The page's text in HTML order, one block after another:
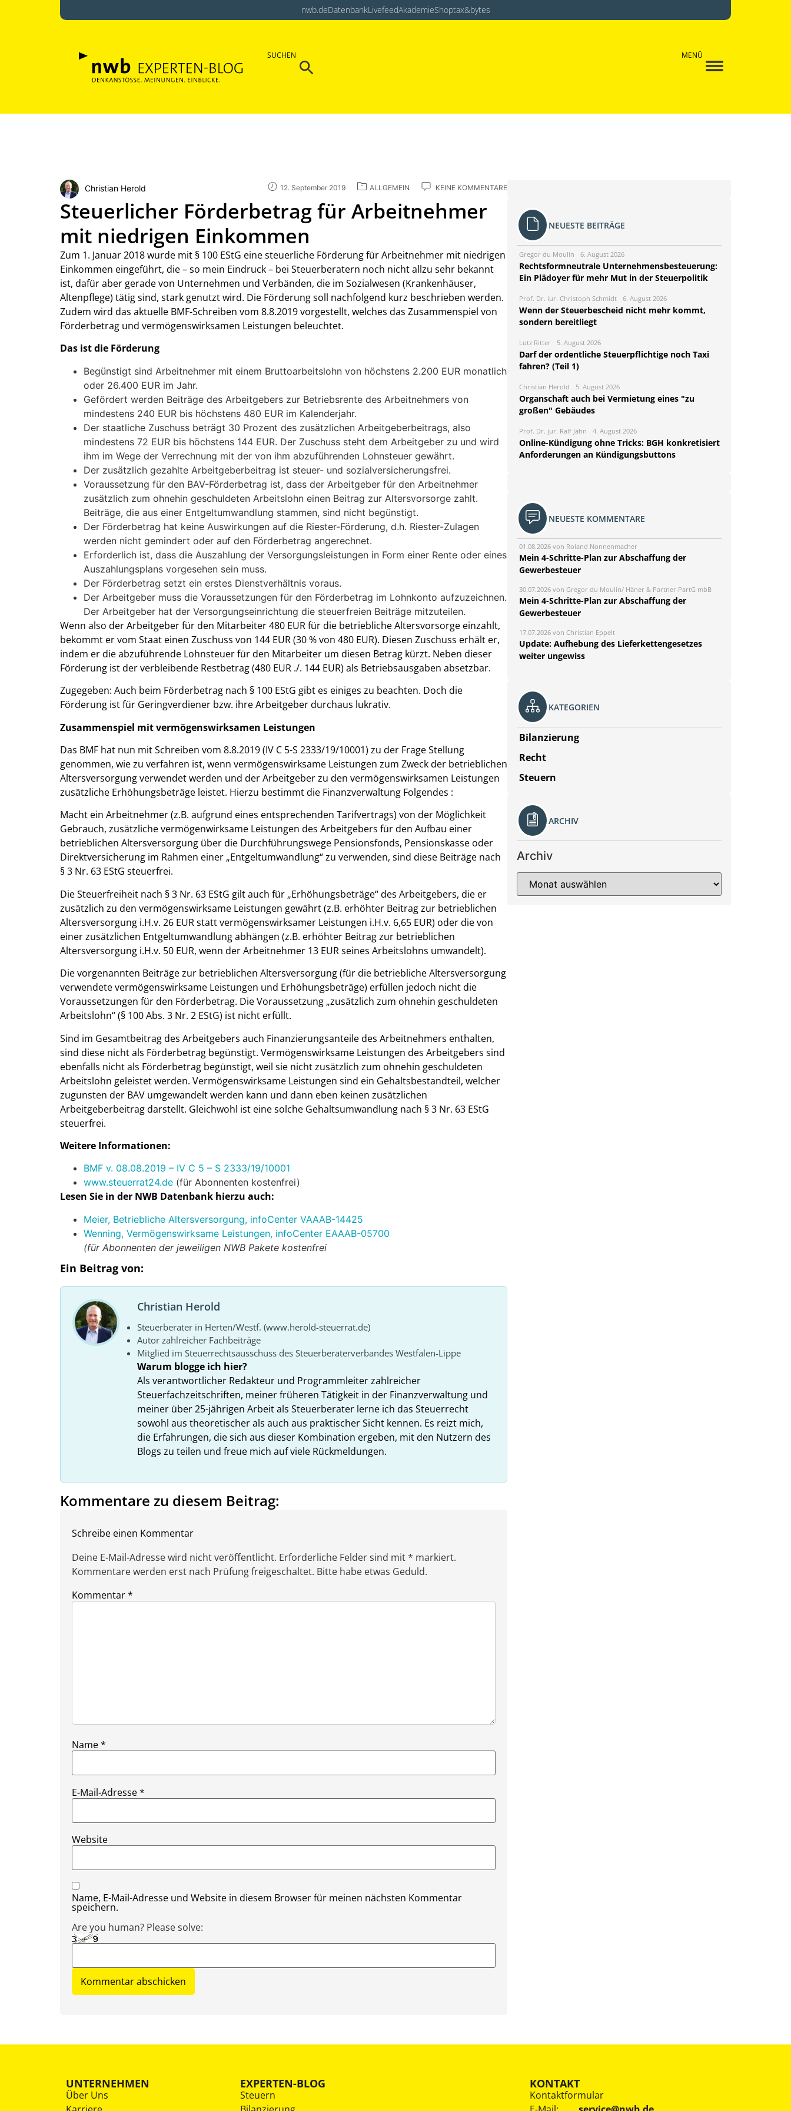
nwb.deDatenbankLivefeedAkademieShoptax&bytes
SUCHEN
Search
MENÜ
Christian Herold 12. September 2019 ALLGEMEIN KEINE KOMMENTARE
Steuerlicher Förderbetrag für Arbeitnehmer
mit niedrigen Einkommen
Zum 1. Januar 2018 wurde mit § 100 EStG eine steuerliche Förderung für Arbeitnehmer mit niedrigen
Einkommen eingeführt, die – so mein Eindruck – bei Steuerberatern noch nicht allzu sehr bekannt
ist, dafür aber gerade von Unternehmen und Verbänden, die im Sozialwesen (Krankenhäuser,
Altenpflege) tätig sind, stark genutzt wird. Die Förderung soll nachfolgend kurz beschrieben werden.
Zudem wird das aktuelle BMF-Schreiben vom 8.8.2019 vorgestellt, welches das Zusammenspiel von
Förderbetrag und vermögenswirksamen Leistungen beleuchtet.
Das ist die Förderung
Begünstigt sind Arbeitnehmer mit einem Bruttoarbeitslohn von höchstens 2.200 EUR monatlich
oder 26.400 EUR im Jahr.
Gefördert werden Beiträge des Arbeitgebers zur Betriebsrente des Arbeitnehmers von
mindestens 240 EUR bis höchstens 480 EUR im Kalenderjahr.
Der staatliche Zuschuss beträgt 30 Prozent des zusätzlichen Arbeitgeberbeitrags, also
mindestens 72 EUR bis höchstens 144 EUR. Der Zuschuss steht dem Arbeitgeber zu und wird
ihm im Wege der Verrechnung mit der von ihm abzuführenden Lohnsteuer gewährt.
Der zusätzlich gezahlte Arbeitgeberbeitrag ist steuer- und sozialversicherungsfrei.
Voraussetzung für den BAV-Förderbetrag ist, dass der Arbeitgeber für den Arbeitnehmer
zusätzlich zum ohnehin geschuldeten Arbeitslohn einen Beitrag zur Altersvorsorge zahlt.
Beiträge, die aus einer Entgeltumwandlung stammen, sind nicht begünstigt.
Der Förderbetrag hat keine Auswirkungen auf die Riester-Förderung, d.h. Riester-Zulagen
werden nicht gemindert oder auf den Förderbetrag angerechnet.
Erforderlich ist, dass die Auszahlung der Versorgungsleistungen in Form einer Rente oder eines
Auszahlungsplans vorgesehen sein muss.
Der Förderbetrag setzt ein erstes Dienstverhältnis voraus.
Der Arbeitgeber muss die Voraussetzungen für den Förderbetrag im Lohnkonto aufzuzeichnen.
Der Arbeitgeber hat der Versorgungseinrichtung die steuerfreien Beiträge mitzuteilen.
Wenn also der Arbeitgeber für den Mitarbeiter 480 EUR für die betriebliche Altersvorsorge einzahlt,
bekommt er vom Staat einen Zuschuss von 144 EUR (30 % von 480 EUR). Diesen Zuschuss erhält er,
indem er die abzuführende Lohnsteuer für den Mitarbeiter um diesen Betrag kürzt. Neben dieser
Förderung ist der verbleibende Restbetrag (480 EUR ./. 144 EUR) als Betriebsausgaben absetzbar.
Zugegeben: Auch beim Förderbetrag nach § 100 EStG gibt es einiges zu beachten. Doch die
Förderung ist für Geringverdiener bzw. ihre Arbeitgeber durchaus lukrativ.
Zusammenspiel mit vermögenswirksamen Leistungen
Das BMF hat nun mit Schreiben vom 8.8.2019 (IV C 5-S 2333/19/10001) zu der Frage Stellung
genommen, wie zu verfahren ist, wenn vermögenswirksame Leistungen zum Zweck der betrieblichen
Altersversorgung verwendet werden und der Arbeitgeber zu den vermögenswirksamen Leistungen
zusätzliche Erhöhungsbeträge leistet. Hierzu bestimmt die Finanzverwaltung Folgendes :
Macht ein Arbeitnehmer (z.B. aufgrund eines entsprechenden Tarifvertrags) von der Möglichkeit
Gebrauch, zusätzliche vermögenwirksame Leistungen des Arbeitgebers für den Aufbau einer
betrieblichen Altersversorgung über die Durchführungswege Pensionsfonds, Pensionskasse oder
Direktversicherung im Rahmen einer „Entgeltumwandlung“ zu verwenden, sind diese Beiträge nach
§ 3 Nr. 63 EStG steuerfrei.
Die Steuerfreiheit nach § 3 Nr. 63 EStG gilt auch für „Erhöhungsbeträge“ des Arbeitgebers, die er
zusätzlich zu den vermögenswirksame Leistungen gewährt (z.B. erhöhter Beitrag zur betrieblichen
Altersversorgung i.H.v. 26 EUR statt vermögenswirksamer Leistungen i.H.v. 6,65 EUR) oder die von
einer zusätzlichen Entgeltumwandlung abhängen (z.B. erhöhter Beitrag zur betrieblichen
Altersversorgung i.H.v. 50 EUR, wenn der Arbeitnehmer 13 EUR seines Arbeitslohns umwandelt).
Die vorgenannten Beiträge zur betrieblichen Altersversorgung (für die betriebliche Altersversorgung
verwendete vermögenswirksame Leistungen und Erhöhungsbeträge) erfüllen jedoch nicht die
Voraussetzungen für den Förderbetrag. Die Voraussetzung „zusätzlich zum ohnehin geschuldeten
Arbeitslohn“ (§ 100 Abs. 3 Nr. 2 EStG) ist nicht erfüllt.
Sind im Gesamtbeitrag des Arbeitgebers auch Finanzierungsanteile des Arbeitnehmers enthalten,
sind diese nicht als Förderbetrag begünstigt. Vermögenswirksame Leistungen des Arbeitgebers sind
ebenfalls nicht als Förderbetrag begünstigt, weil sie nicht zusätzlich zum ohnehin geschuldeten
Arbeitslohn geleistet werden. Vermögenswirksame Leistungen sind ein Gehaltsbestandteil, welcher
zugunsten der BAV umgewandelt werden kann und dann eben keinen zusätzlichen
Arbeitgeberbeitrag darstellt. Gleichwohl ist eine solche Gehaltsumwandlung nach § 3 Nr. 63 EStG
steuerfrei.
Weitere Informationen:
BMF v. 08.08.2019 – IV C 5 – S 2333/19/10001
www.steuerrat24.de (für Abonnenten kostenfrei)
Lesen Sie in der NWB Datenbank hierzu auch:
Meier, Betriebliche Altersversorgung, infoCenter VAAAB-14425
Wenning, Vermögenswirksame Leistungen, infoCenter EAAAB-05700
(für Abonnenten der jeweiligen NWB Pakete kostenfrei
Ein Beitrag von:
Christian Herold
Steuerberater in Herten/Westf. (www.herold-steuerrat.de)
Autor zahlreicher Fachbeiträge
Mitglied im Steuerrechtsausschuss des Steuerberaterverbandes Westfalen-Lippe
Warum blogge ich hier?
Als verantwortlicher Redakteur und Programmleiter zahlreicher
Steuerfachzeitschriften, meiner früheren Tätigkeit in der Finanzverwaltung und
meiner über 25-jährigen Arbeit als Steuerberater lerne ich das Steuerrecht
sowohl aus theoretischer als auch aus praktischer Sicht kennen. Es reizt mich,
die Erfahrungen, die sich aus dieser Kombination ergeben, mit den Nutzern des
Blogs zu teilen und freue mich auf viele Rückmeldungen.
Kommentare zu diesem Beitrag:
Schreibe einen Kommentar
Deine E-Mail-Adresse wird nicht veröffentlicht. Erforderliche Felder sind mit * markiert.
Kommentare werden erst nach Prüfung freigeschaltet. Bitte habe etwas Geduld.
Kommentar*
Name*
E-Mail-Adresse*
Website
Name, E-Mail-Adresse und Website in diesem Browser für meinen nächsten Kommentar
speichern.
Are you human? Please solve:
NEUESTE BEITRÄGE
Gregor du Moulin 6. August 2026
Rechtsformneutrale Unternehmensbesteuerung:
Ein Plädoyer für mehr Mut in der Steuerpolitik
Prof. Dr. iur. Christoph Schmidt 6. August 2026
Wenn der Steuerbescheid nicht mehr kommt,
sondern bereitliegt
Lutz Ritter 5. August 2026
Darf der ordentliche Steuerpflichtige noch Taxi
fahren? (Teil 1)
Christian Herold 5. August 2026
Organschaft auch bei Vermietung eines "zu
großen" Gebäudes
Prof. Dr. jur. Ralf Jahn 4. August 2026
Online-Kündigung ohne Tricks: BGH konkretisiert
Anforderungen an Kündigungsbuttons
NEUESTE KOMMENTARE
01.08.2026 von Roland Nonnenmacher
Mein 4-Schritte-Plan zur Abschaffung der
Gewerbesteuer
30.07.2026 von Gregor du Moulin/ Häner & Partner PartG mbB
Mein 4-Schritte-Plan zur Abschaffung der
Gewerbesteuer
17.07.2026 von Christian Eppelt
Update: Aufhebung des Lieferkettengesetzes
weiter ungewiss
KATEGORIEN
Bilanzierung
Recht
Steuern
ARCHIV
Archiv
UNTERNEHMEN
Über Uns
EXPERTEN-BLOG
Steuern
KONTAKT
Kontaktformular